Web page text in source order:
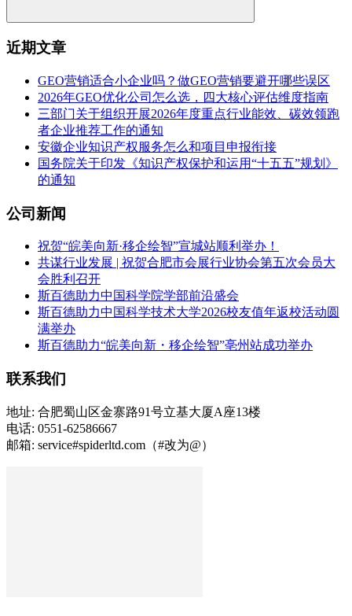
近期文章
GEO营销适合小企业吗？做GEO营销要避开哪些误区
2026年GEO优化公司怎么选，四大核心评估维度指南
三部门关于组织开展2026年度重点行业能效、碳效领跑
者企业推荐工作的通知
安徽企业知识产权服务怎么和项目申报衔接
国务院关于印发《知识产权保护和运用“十五五”规划》
的通知
公司新闻
祝贺“皖美向新·移企绘智”宣城站顺利举办！
共谋行业发展 | 祝贺合肥市会展行业协会第五次会员大
会胜利召开
斯百德助力中国科学院学部前沿盛会
斯百德助力中国科学技术大学2026校友值年返校活动圆
满举办
斯百德助力“皖美向新・移企绘智”亳州站成功举办
联系我们
地址: 合肥蜀山区金寨路91号立基大厦A座13楼
电话: 0551-62586667
邮箱: service#spiderltd.com（#改为@）